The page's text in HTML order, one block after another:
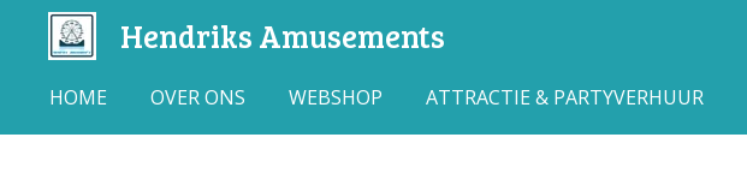
direct
Hendriks Amusements
HOME OVER ONS WEBSHOP ATTRACTIE & PARTYVERHUUR